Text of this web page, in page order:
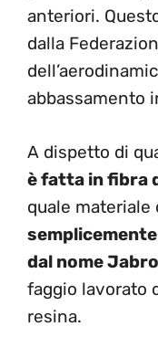
anteriori.
dalla
abbassamento
A dispetto di
è fatta in fibra
quale materiale
dal nome
faggio lavorato
resina.